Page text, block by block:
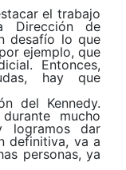
el trabajo
Dirección de
desafío lo que
ejemplo, que
Entonces,
hay que
del Kennedy.
mucho
logramos dar
definitiva, va a
personas, ya